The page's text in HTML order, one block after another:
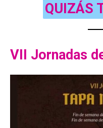
QUIZÁS
VII Jornadas